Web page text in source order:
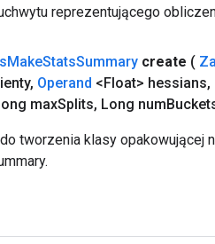
reprezentującego
MakeStatsSummary create (
, Operand <Float> hessians,
maxSplits, Long num
tworzenia klasy opakowującej